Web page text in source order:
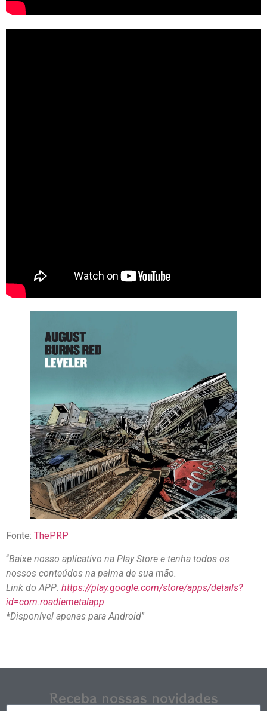
Fonte: ThePRP
“Baixe nosso aplicativo na Play Store e tenha todos os
nossos conteúdos na palma de sua mão.
Link do APP: https://play.google.com/store/apps/details?
id=com.roadiemetalapp
*Disponível apenas para Android”
Receba nossas novidades